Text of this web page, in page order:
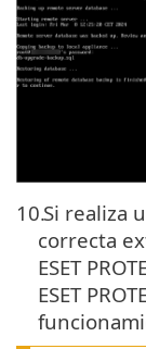
10.Si realiza
correcta
ESET
ESET